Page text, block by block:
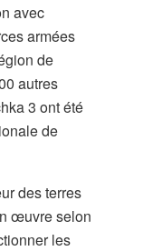
avec
armées
de
autres
3 ont été
de
des terres
œuvre selon
les